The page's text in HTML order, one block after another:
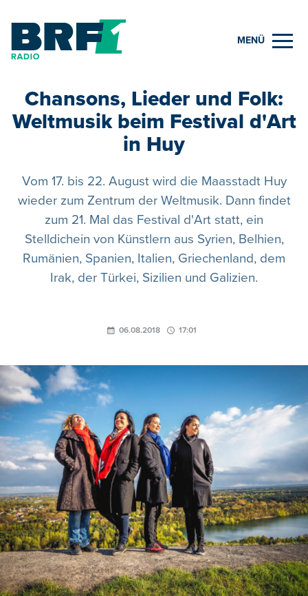
MENÜ
Chansons, Lieder und Folk:
Weltmusik beim Festival d'Art
in Huy
Vom 17. bis 22. August wird die Maasstadt Huy
wieder zum Zentrum der Weltmusik. Dann findet
zum 21. Mal das Festival d'Art statt, ein
Stelldichein von Künstlern aus Syrien, Belhien,
Rumänien, Spanien, Italien, Griechenland, dem
Irak, der Türkei, Sizilien und Galizien.
06.08.2018 17:01